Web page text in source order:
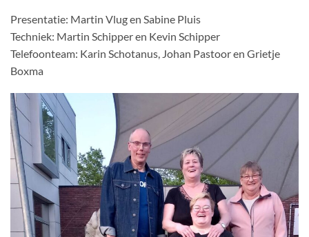
Presentatie: Martin Vlug en Sabine Pluis
Techniek: Martin Schipper en Kevin Schipper
Telefoonteam: Karin Schotanus, Johan Pastoor en Grietje
Boxma